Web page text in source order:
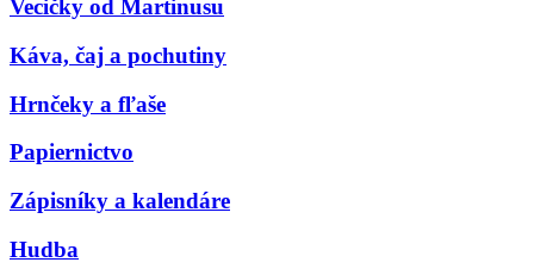
Vecičky od Martinusu
Káva, čaj a pochutiny
Hrnčeky a fľaše
Papiernictvo
Zápisníky a kalendáre
Hudba